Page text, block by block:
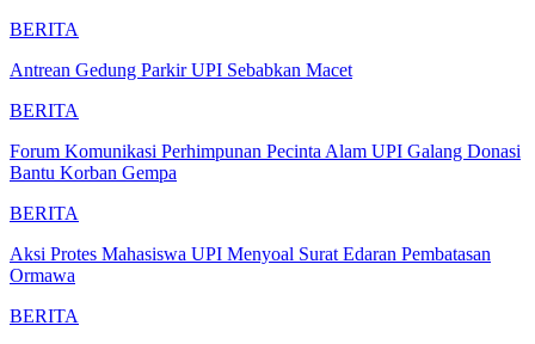
BERITA
Antrean Gedung Parkir UPI Sebabkan Macet
BERITA
Forum Komunikasi Perhimpunan Pecinta Alam UPI Galang Donasi
Bantu Korban Gempa
BERITA
Aksi Protes Mahasiswa UPI Menyoal Surat Edaran Pembatasan
Ormawa
BERITA